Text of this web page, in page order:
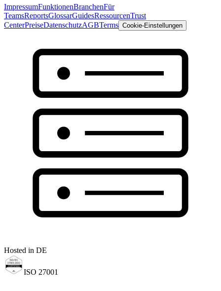
ImpressumFunktionenBranchenFür
TeamsReportsGlossarGuidesRessourcenTrust
CenterPreiseDatenschutzAGBTerms Cookie-Einstellungen
Hosted in DE
ISO 27001